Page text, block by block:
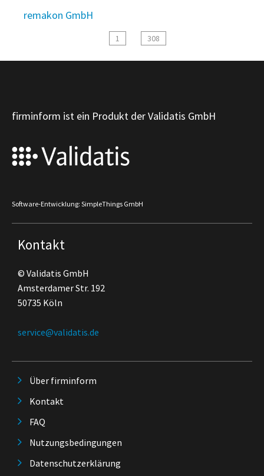
remakon GmbH
1 308
firminform ist ein Produkt der Validatis GmbH
Software-Entwicklung: SimpleThings GmbH
Kontakt
© Validatis GmbH
Amsterdamer Str. 192
50735 Köln
service@validatis.de
Über firminform
Kontakt
FAQ
Nutzungsbedingungen
Datenschutzerklärung